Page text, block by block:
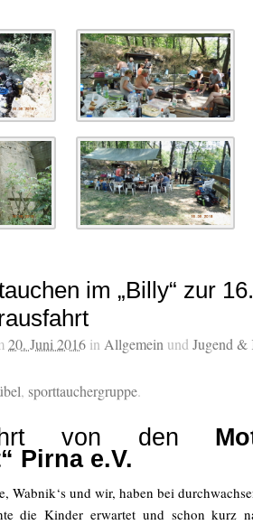
im „Billy“ zur 16.
20. Juni 2016 in Allgemein und Jugend &
, sporttauchergruppe.
von den
Pirna e.V.
Wabnik‘s und wir, haben bei
die Kinder erwartet und schon kurz